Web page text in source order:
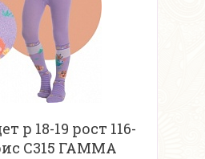
р 18-19 рост 116-
С315 ГАММА